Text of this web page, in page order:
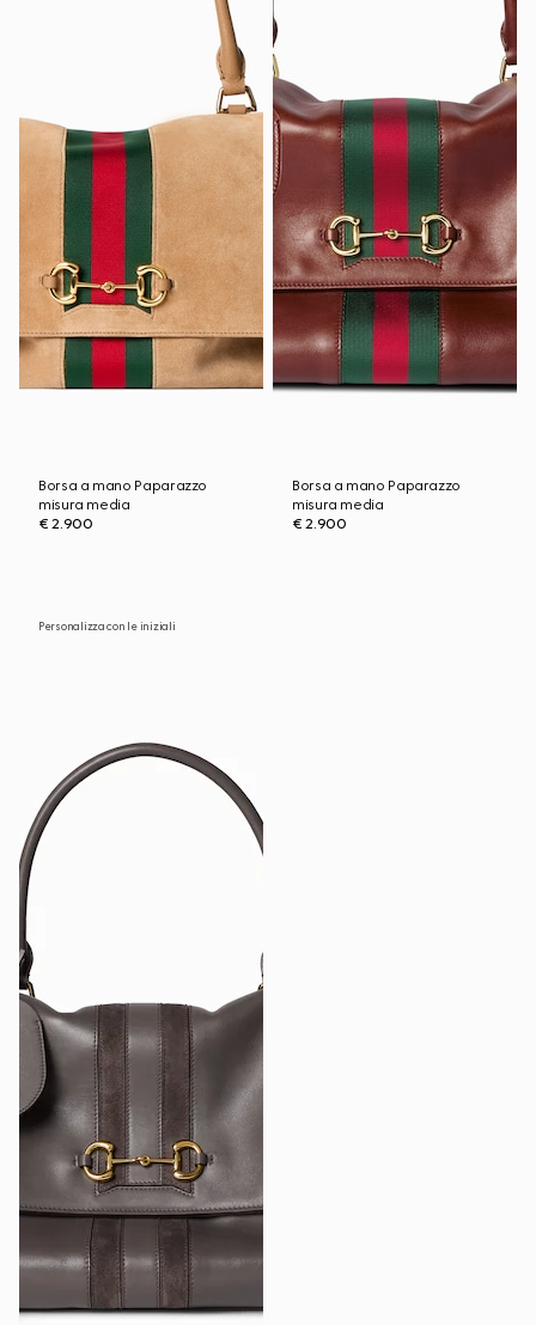
Borsa a mano Paparazzo
misura media
€ 2.900
Borsa a mano Paparazzo
misura media
€ 2.900
Personalizza con le iniziali